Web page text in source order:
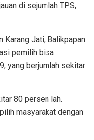
di sejumlah TPS,
Karang Jati, Balikpapan
pemilih bisa
yang berjumlah sekitar
80 persen lah.
masyarakat dengan